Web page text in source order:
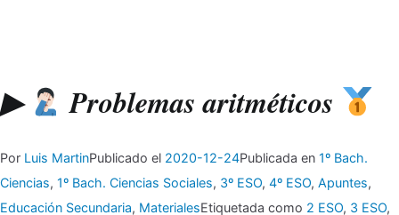
▶ Problemas aritméticos
Por Luis MartinPublicado el 2020-12-24Publicada en 1º Bach.
Ciencias, 1º Bach. Ciencias Sociales, 3º ESO, 4º ESO, Apuntes,
Educación Secundaria, MaterialesEtiquetada como 2 ESO, 3 ESO,